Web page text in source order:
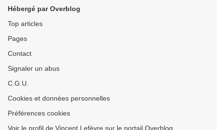
Hébergé par Overblog
Top articles
Pages
Contact
Signaler un abus
C.G.U.
Cookies et données personnelles
Préférences cookies
Voir le profil de Vincent Lefèvre sur le portail Overblog